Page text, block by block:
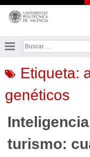
Saltar
contenido
Buscar:
Etiqueta:
genéticos
turismo: